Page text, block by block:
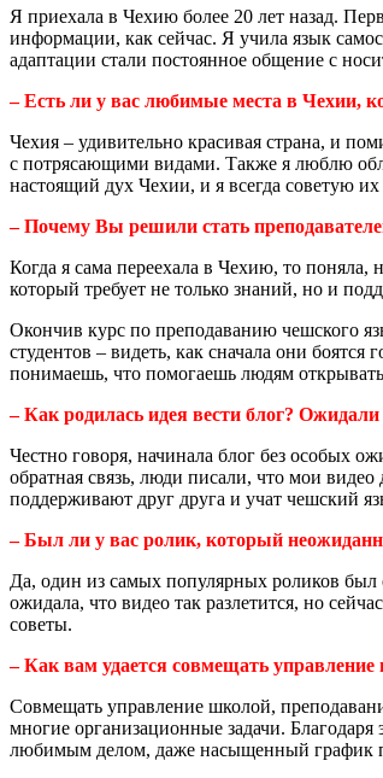
Я приехала в Чехию более 20 лет назад.
информации, как сейчас. Я учила язык
адаптации стали постоянное общение с
– Есть ли у вас любимые места в Чехии,
Чехия – удивительно красивая страна, и
с потрясающими видами. Также я люблю
настоящий дух Чехии, и я всегда советую
– Почему Вы решили стать
Когда я сама переехала в Чехию, то поняла,
который требует не только знаний, но и
Окончив курс по преподаванию чешского
студентов – видеть, как сначала они
понимаешь, что помогаешь людям
– Как родилась идея вести блог?
Честно говоря, начинала блог без особых
обратная связь, люди писали, что мои
поддерживают друг друга и учат чешский
– Был ли у вас ролик, который
Да, один из самых популярных роликов был
ожидала, что видео так разлетится, но
советы.
– Как вам удается совмещать управление
Совмещать управление школой,
многие организационные задачи.
любимым делом, даже насыщенный график